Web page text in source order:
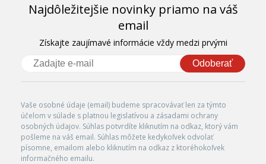
Najdôležitejšie novinky priamo na váš
email
Získajte zaujímavé informácie vždy medzi prvými
Odoberať
Vaše osobné údaje (email) budeme spracovávať len za týmto
účelom v súlade s platnou legislatívou a zásadami ochrany
osobných údajov. Súhlas potvrdíte kliknutím na odkaz, ktorý vám
pošleme na váš email. Súhlas môžete kedykoľvek odvolať
písomne, emailom alebo kliknutím na odkaz z ktoréhokoľvek
informačného emailu.